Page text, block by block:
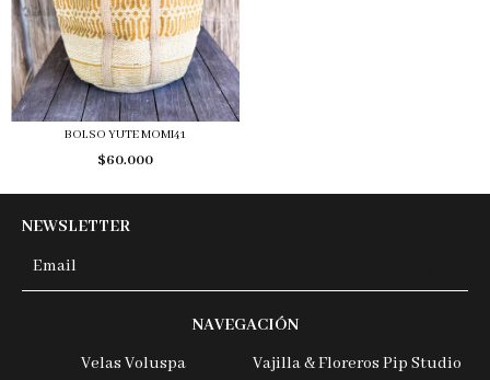
BOLSO YUTE MOMI41
$60.000
NEWSLETTER
NAVEGACIÓN
Velas Voluspa
Vajilla & Floreros Pip Studio